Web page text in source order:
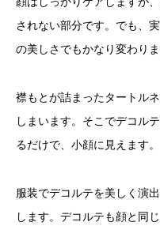
されない部分です。でも、
の美しさでもかなり変わりま
襟もとが詰まったタートル
しまいます。そこでデコル
るだけで、小顔に見えます。
服装でデコルテを美しく演
します。デコルテも顔と同